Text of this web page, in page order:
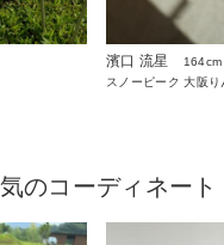
濱口 流星
164cm
スノーピーク 大阪り
のコーディネート